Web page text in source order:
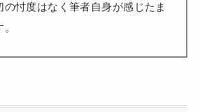
忖度はなく筆者自身が感じたま